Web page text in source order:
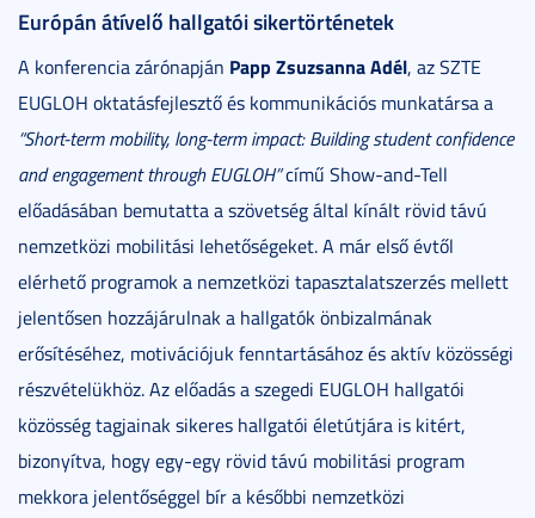
Európán átívelő hallgatói sikertörténetek
A konferencia zárónapján Papp Zsuzsanna Adél, az SZTE
EUGLOH oktatásfejlesztő és kommunikációs munkatársa a
“Short-term mobility, long-term impact: Building student confidence
and engagement through EUGLOH”című Show-and-Tell
előadásában bemutatta a szövetség által kínált rövid távú
nemzetközi mobilitási lehetőségeket. A már első évtől
elérhető programok a nemzetközi tapasztalatszerzés mellett
jelentősen hozzájárulnak a hallgatók önbizalmának
erősítéséhez, motivációjuk fenntartásához és aktív közösségi
részvételükhöz. Az előadás a szegedi EUGLOH hallgatói
közösség tagjainak sikeres hallgatói életútjára is kitért,
bizonyítva, hogy egy-egy rövid távú mobilitási program
mekkora jelentőséggel bír a későbbi nemzetközi